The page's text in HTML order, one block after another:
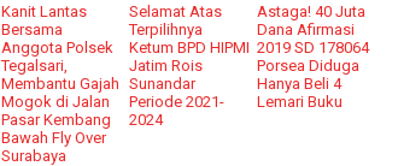
Kanit Lantas
Bersama
Anggota Polsek
Tegalsari,
Membantu Gajah
Mogok di Jalan
Pasar Kembang
Bawah Fly Over
Surabaya
Selamat Atas
Terpilihnya
Ketum BPD HIPMI
Jatim Rois
Sunandar
Periode 2021-
2024
Astaga! 40 Juta
Dana Afirmasi
2019 SD 178064
Porsea Diduga
Hanya Beli 4
Lemari Buku